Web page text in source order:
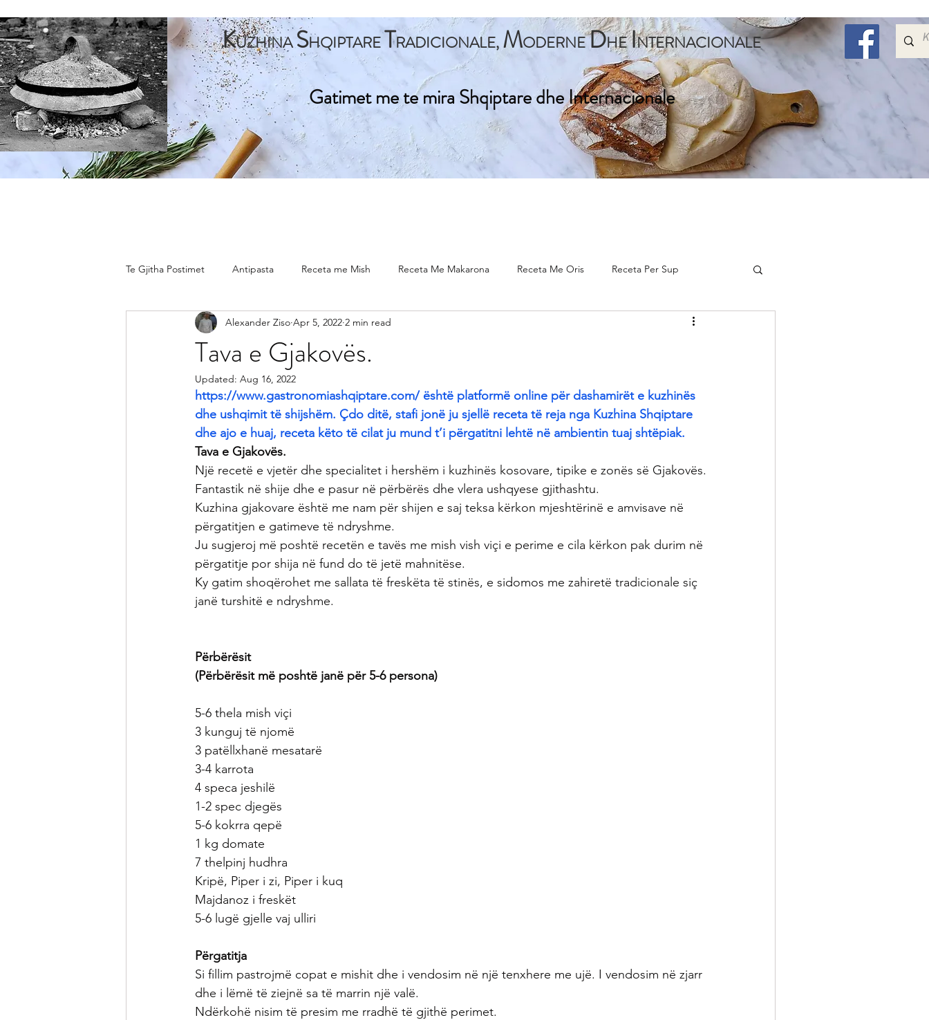
KUZHINASHQIPTARETRADICIONALE,MODERNEDHEINTERNACIONALE
Gatimet me te mira Shqiptare dhe Internacionale
Te Gjitha Postimet Antipasta Receta me Mish Receta Me Makarona Receta Me Oris Receta Per Sup
Receta Me Peshk Receta Vegjetariane Gatime Tradicionale
Sallata Pije
Receta per Femije Keshilla per Femijet
Tava e Gjakovës.
Alexander Ziso Apr 5, 2022 2 min read
Updated: Aug 16, 2022
https://www.gastronomiashqiptare.com/ është platformë online për dashamirët e kuzhinës
dhe ushqimit të shijshëm. Çdo ditë, stafi jonë ju sjellë receta të reja nga Kuzhina Shqiptare
dhe ajo e huaj, receta këto të cilat ju mund t’i përgatitni lehtë në ambientin tuaj shtëpiak.
Tava e Gjakovës.
Një recetë e vjetër dhe specialitet i hershëm i kuzhinës kosovare, tipike e zonës së Gjakovës.
Fantastik në shije dhe e pasur në përbërës dhe vlera ushqyese gjithashtu.
Kuzhina gjakovare është me nam për shijen e saj teksa kërkon mjeshtërinë e amvisave në
përgatitjen e gatimeve të ndryshme.
Ju sugjeroj më poshtë recetën e tavës me mish vish viçi e perime e cila kërkon pak durim në
përgatitje por shija në fund do të jetë mahnitëse.
Ky gatim shoqërohet me sallata të freskëta të stinës, e sidomos me zahiretë tradicionale siç
janë turshitë e ndryshme.
Përbërësit
(Përbërësit më poshtë janë për 5-6 persona)
5-6 thela mish viçi
3 kunguj të njomë
3 patëllxhanë mesatarë
3-4 karrota
4 speca jeshilë
1-2 spec djegës
5-6 kokrra qepë
1 kg domate
7 thelpinj hudhra
Kripë, Piper i zi, Piper i kuq
Majdanoz i freskët
5-6 lugë gjelle vaj ulliri
Përgatitja
Si fillim pastrojmë copat e mishit dhe i vendosim në një tenxhere me ujë. I vendosim në zjarr
dhe i lëmë të ziejnë sa të marrin një valë.
Ndërkohë nisim të presim me rradhë të gjithë perimet.